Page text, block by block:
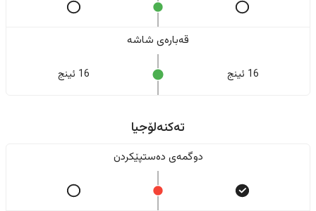
قەبارەی شاشە
16 ئینج 16 ئینج
تەکنەلۆجیا
دوگمەی دەستپێکردن